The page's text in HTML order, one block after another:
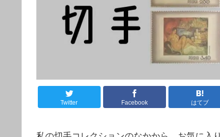
Twitter Facebook はてブ